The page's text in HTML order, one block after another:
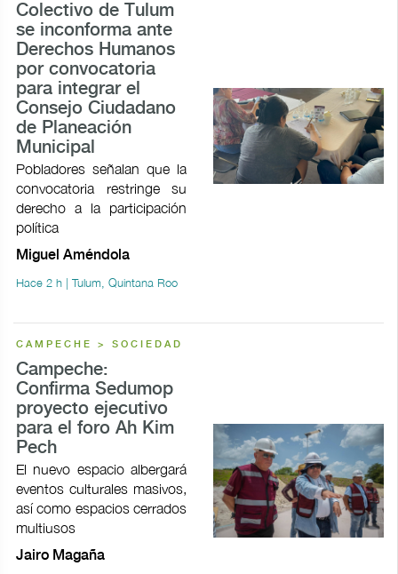
Colectivo de Tulum
se inconforma ante
Derechos Humanos
por convocatoria
para integrar el
Consejo Ciudadano
de Planeación
Municipal
Pobladores señalan que la
convocatoria restringe su
derecho a la participación
política
Miguel Améndola
Hace 2 h | Tulum, Quintana Roo
CAMPECHE > SOCIEDAD
Campeche:
Confirma Sedumop
proyecto ejecutivo
para el foro Ah Kim
Pech
El nuevo espacio albergará
eventos culturales masivos,
así como espacios cerrados
multiusos
Jairo Magaña